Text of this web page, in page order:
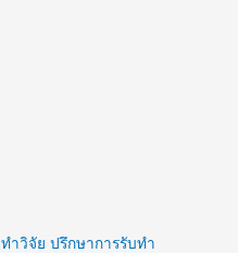
ำวิจัย ปรึกษาการรับทำ